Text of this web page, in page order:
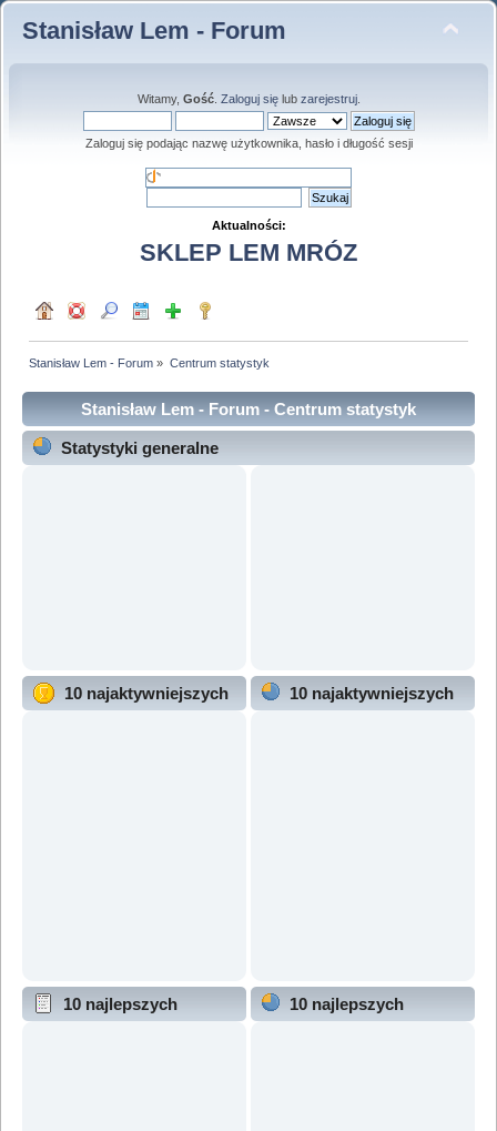
Stanisław Lem - Forum
Witamy, Gość. Zaloguj sięlub zarejestruj.
Zaloguj się podając nazwę użytkownika, hasło i długość sesji
Aktualności:
SKLEP LEM MRÓZ
Stanisław Lem - Forum » Centrum statystyk
Stanisław Lem - Forum - Centrum statystyk
Statystyki generalne
10 najaktywniejszych
10 najaktywniejszych
10 najlepszych
10 najlepszych